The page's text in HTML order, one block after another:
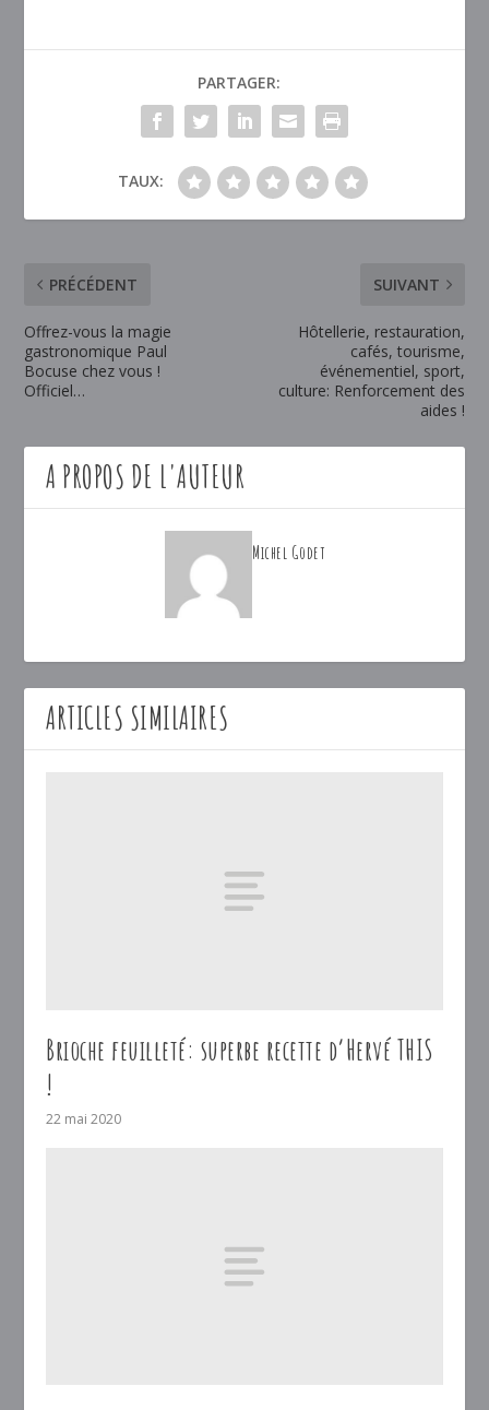
PARTAGER:
TAUX:
PRÉCÉDENT
Offrez-vous la magie
gastronomique Paul
Bocuse chez vous !
Officiel…
SUIVANT
Hôtellerie, restauration,
cafés, tourisme,
événementiel, sport,
culture: Renforcement des
aides !
A PROPOS DE L'AUTEUR
Michel Godet
ARTICLES SIMILAIRES
Brioche feuilleté: superbe recette d’Hervé THIS
!
22 mai 2020